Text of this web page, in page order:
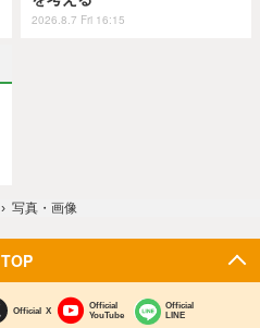
2026.8.7 Fri 16:15
› 写真・画像
TOP
Official X
Official
YouTube
Official
LINE